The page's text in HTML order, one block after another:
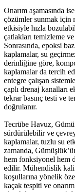
Onarım aşamasında
çözümler sunmak için
etkisiyle hızla
çatlakları temizleme
Sonrasında, epoksi
kaplamalar, su
derinliğine göre,
kaplamalar da tercih
entegre çalışan
çaplı drenaj kanalları
tekrar basınç testi ve
doğrulanır.
Tecrübe Havuz,
sürdürülebilir ve
kaplamalar, tuzlu su
zamanda,
hem fonksiyonel hem
edilir. Mühendislik
koşullarına yönelik
kaçak tespiti ve